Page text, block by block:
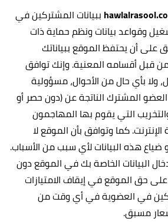
ببيانات المشتركين في
وقواعد بيانات ونظم حماية ذات
على أن يحتفظ الموقع ببياناتك
قبل أقسامه المعنية. وإنك توافق
ولا بأي حال من الأحوال، مسؤولية
المشترك الناتجة عن (دون حصر أو
التي يقوم بها المهاجمون
كما وتوافق بأن الموقع لا
هذه البيانات لأي سبب من الأسباب.
البيانات الخاصة بك في الموقع دون
حق الموقع في إيقاف الامتيازات
في العضوية في أي وقت من
مسبق.